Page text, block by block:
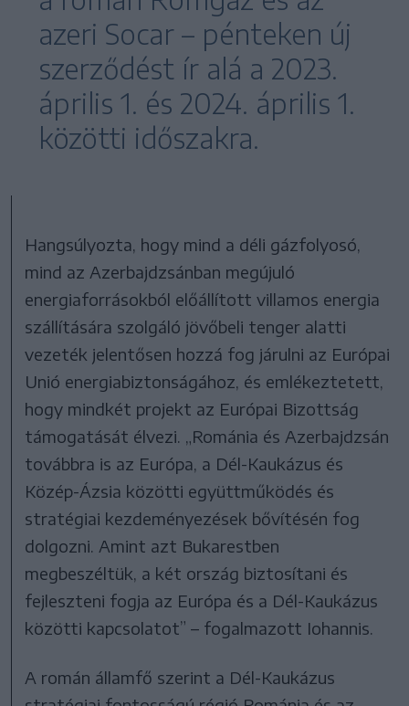
azeri Socar – pénteken új
szerződést ír alá a 2023.
április 1. és 2024. április 1.
közötti időszakra.
Hangsúlyozta, hogy mind a déli gázfolyosó,
mind az Azerbajdzsánban megújuló
energiaforrásokból előállított villamos energia
szállítására szolgáló jövőbeli tenger alatti
vezeték jelentősen hozzá fog járulni az Európai
Unió energiabiztonságához, és emlékeztetett,
hogy mindkét projekt az Európai Bizottság
támogatását élvezi. „Románia és Azerbajdzsán
továbbra is az Európa, a Dél-Kaukázus és
Közép-Ázsia közötti együttműködés és
stratégiai kezdeményezések bővítésén fog
dolgozni. Amint azt Bukarestben
megbeszéltük, a két ország biztosítani és
fejleszteni fogja az Európa és a Dél-Kaukázus
közötti kapcsolatot” – fogalmazott Iohannis.
A román államfő szerint a Dél-Kaukázus